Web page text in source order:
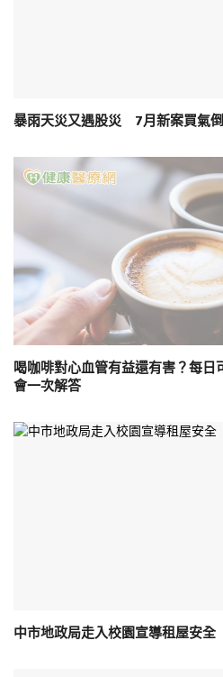
暴雨天災又遇股災 7月新案買氣
喝咖啡對心血管有益還有害？每日
會一次解答
中市地政局走入校園宣導租屋安